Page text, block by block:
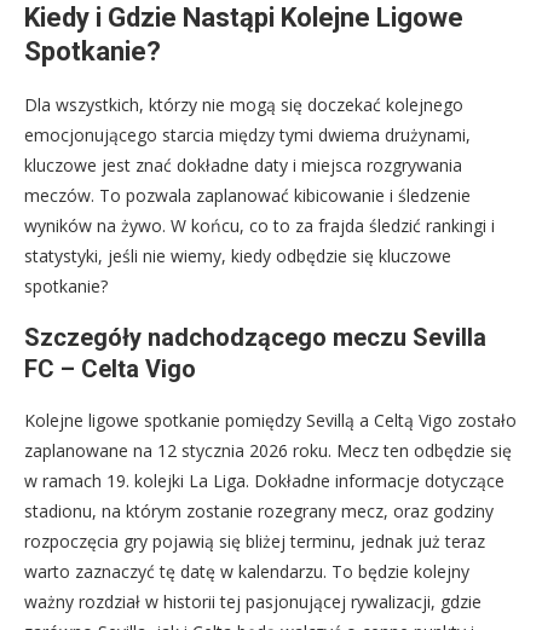
Kiedy i Gdzie Nastąpi Kolejne Ligowe
Spotkanie?
Dla wszystkich, którzy nie mogą się doczekać kolejnego
emocjonującego starcia między tymi dwiema drużynami,
kluczowe jest znać dokładne daty i miejsca rozgrywania
meczów. To pozwala zaplanować kibicowanie i śledzenie
wyników na żywo. W końcu, co to za frajda śledzić rankingi i
statystyki, jeśli nie wiemy, kiedy odbędzie się kluczowe
spotkanie?
Szczegóły nadchodzącego meczu Sevilla
FC – Celta Vigo
Kolejne ligowe spotkanie pomiędzy Sevillą a Celtą Vigo zostało
zaplanowane na 12 stycznia 2026 roku. Mecz ten odbędzie się
w ramach 19. kolejki La Liga. Dokładne informacje dotyczące
stadionu, na którym zostanie rozegrany mecz, oraz godziny
rozpoczęcia gry pojawią się bliżej terminu, jednak już teraz
warto zaznaczyć tę datę w kalendarzu. To będzie kolejny
ważny rozdział w historii tej pasjonującej rywalizacji, gdzie